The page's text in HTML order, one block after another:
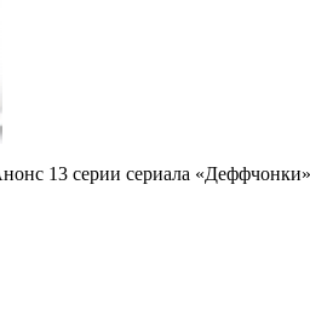
13 серии сериала